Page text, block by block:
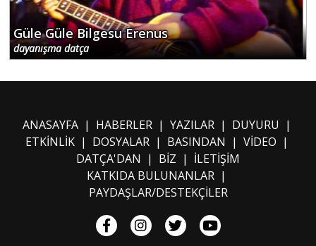
Güle Güle Bilgesu Erenus
dayanışma datça
ANASAYFA| HABERLER| YAZILAR| DUYURU |
ETKİNLİK| DOSYALAR| BASINDAN | VİDEO |
DATÇA'DAN | BİZ | İLETİŞİM
KATKIDA BULUNANLAR |
PAYDAŞLAR/DESTEKÇİLER